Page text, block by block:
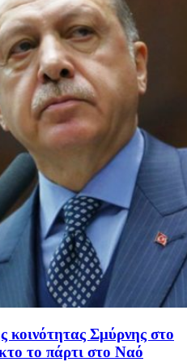
κοινότητας Σμύρνης στο
το πάρτι στο Ναό